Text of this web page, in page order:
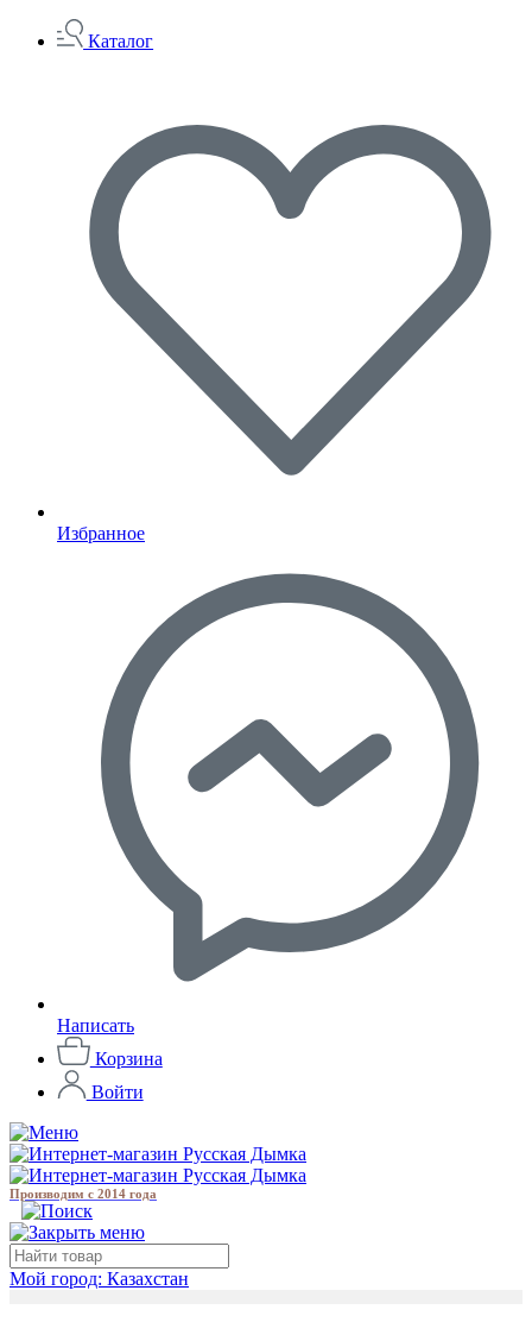
Каталог
Избранное
Написать
Корзина
Войти
Производим с 2014 года
Мой город: Казахстан